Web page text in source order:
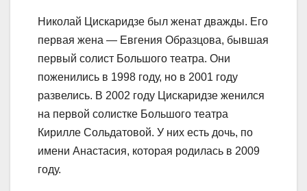
Николай Цискаридзе был женат дважды. Его
первая жена — Евгения Образцова, бывшая
первый солист Большого театра. Они
поженились в 1998 году, но в 2001 году
развелись. В 2002 году Цискаридзе женился
на первой солистке Большого театра
Кирилле Сольдатовой. У них есть дочь, по
имени Анастасия, которая родилась в 2009
году.